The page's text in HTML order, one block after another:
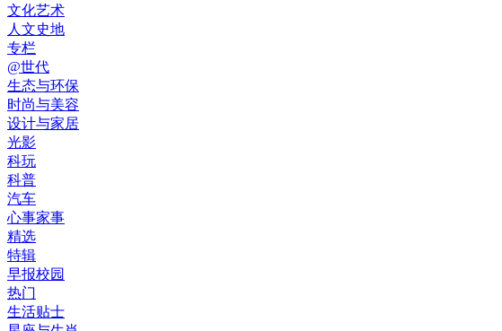
文化艺术
人文史地
专栏
@世代
生态与环保
时尚与美容
设计与家居
光影
科玩
科普
汽车
心事家事
精选
特辑
早报校园
热门
生活贴士